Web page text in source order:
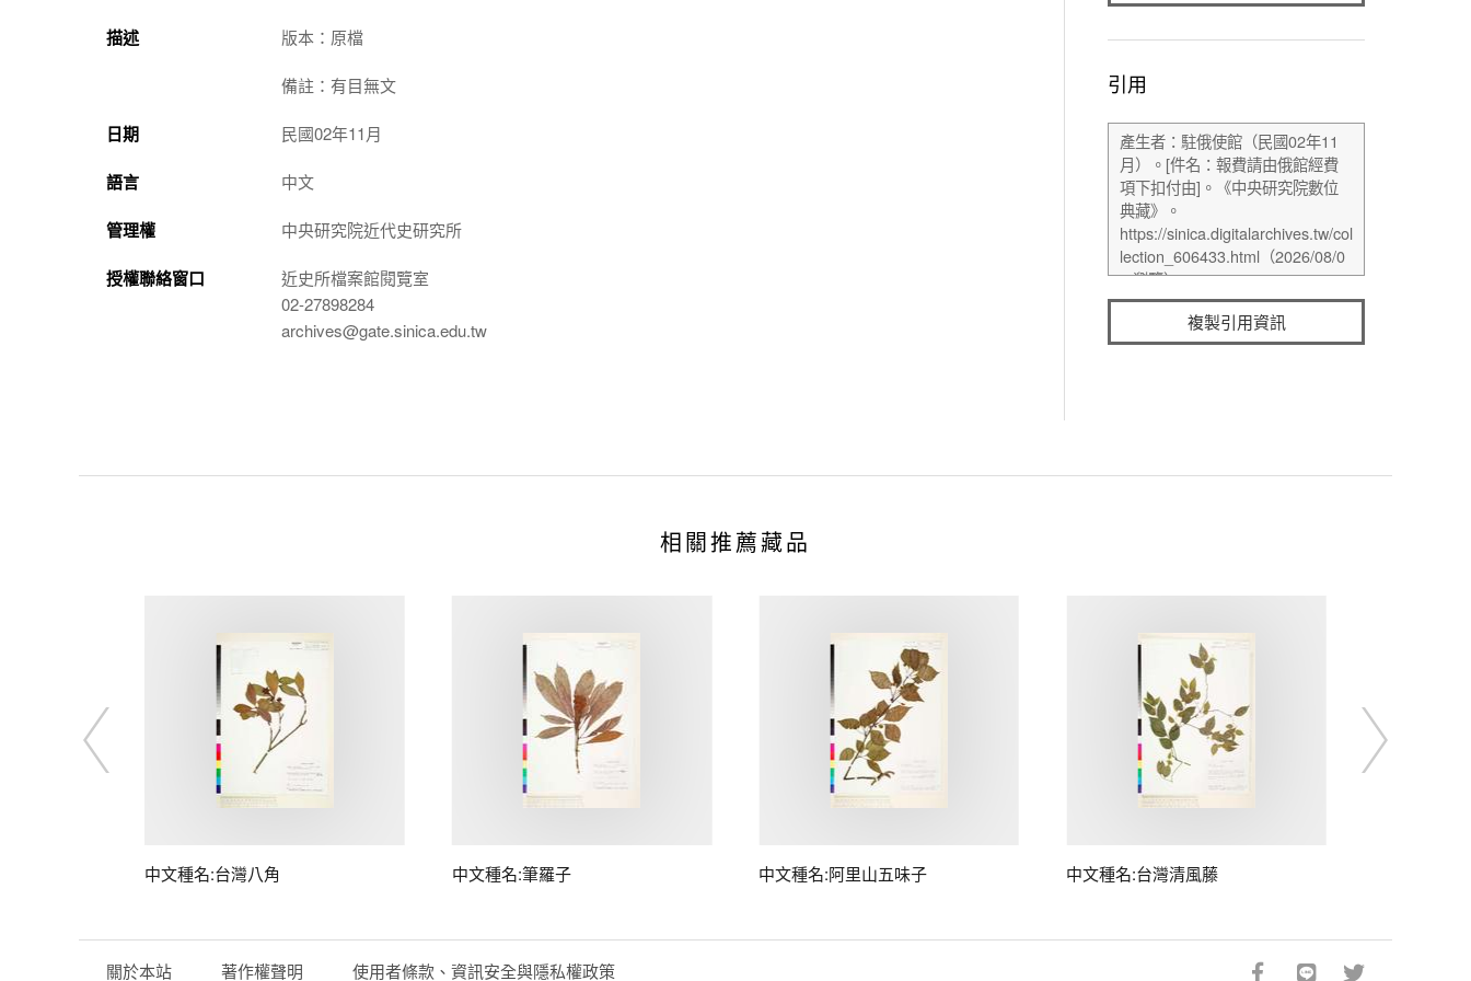
描述 版本：原檔
備註：有目無文
日期 民國02年11月
語言 中文
管理權 中央研究院近代史研究所
授權聯絡窗口
近史所檔案館閱覽室
02-27898284
archives@gate.sinica.edu.tw
引用
複製引用資訊
相關推薦藏品
中文種名:台灣八角 中文種名:筆羅子 中文種名:阿里山五味子 中文種名:台灣清風藤
關於本站 著作權聲明 使用者條款、資訊安全與隱私權政策